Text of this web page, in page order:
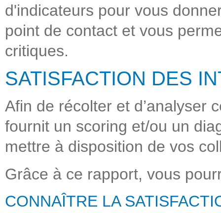
d'indicateurs pour vous
point de contact et vous
critiques.
SATISFACTION DES
Afin de récolter et d’analyser
fournit un scoring et/ou un
mettre à disposition de vos
Grâce à ce rapport, vous
CONNAÎTRE LA